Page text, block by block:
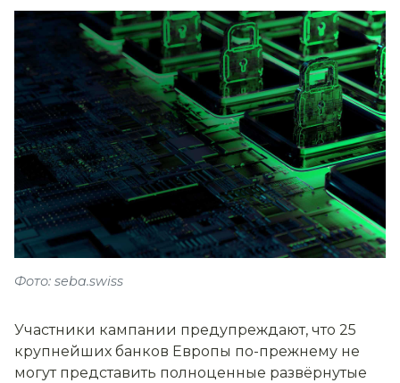
Фото: seba.swiss
Участники кампании предупреждают, что 25
крупнейших банков Европы по-прежнему не
могут представить полноценные развёрнутые